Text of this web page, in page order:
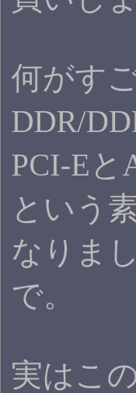
何がす
DDR/
PCI-E
という
なりま
で。
実はこ